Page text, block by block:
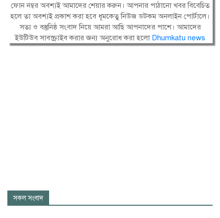
ফোন নম্বর অবশ্যই আমাদের শেয়ার করুন। আপনার পাঠানো খবর বিবেচিত
হলে তা অবশ্যই প্রকাশ করা হবে ধূমকেতু নিউজ ডটকম অনলাইন পোর্টালে।
সত্য ও বস্তুনিষ্ঠ সংবাদ নিয়ে আমরা আছি আপনাদের পাশে। আমাদের
ইউটিউব সাবস্ক্রাইব করার জন্য অনুরোধ করা হলো Dhumkatu news
সকল সংবাদ